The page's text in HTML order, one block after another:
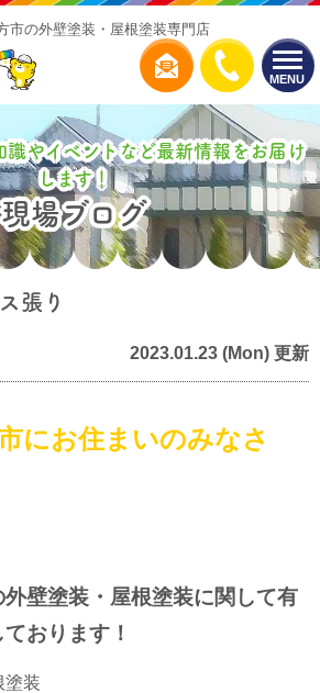
MENU
市の外壁塗装・屋根塗装専門店
識やイベントなど最新情報をお届け
します！
現場ブログ
張り
2023.01.23 (Mon) 更新
にお住まいのみなさ
壁塗装・屋根塗装に関して有
おります！
塗装